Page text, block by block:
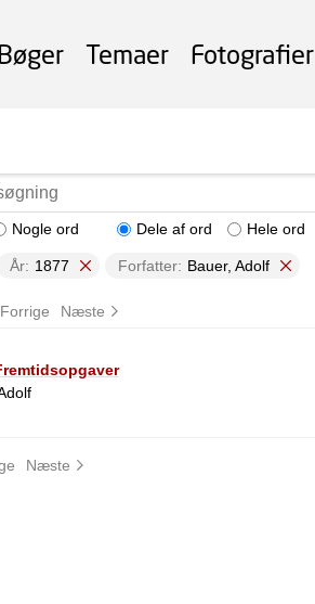
Temaer Fotografier
Nogle ord Dele af ord Hele ord
År: 1877 Forfatter: Bauer, Adolf
Forrige Næste
Næste